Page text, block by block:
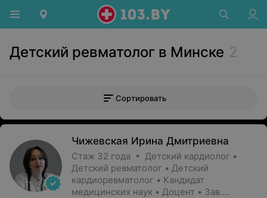
Детский ревматолог в Минске 2
Сортировать
Чижевская Ирина Дмитриевна
Стаж 32 года • Детский кардиолог •
Детский ревматолог • Детский
кардиоревматолог • Кандидат
медицинских наук • Доцент • Зав.